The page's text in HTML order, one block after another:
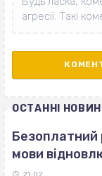
ОСТАННІ
Безоплатний
мови